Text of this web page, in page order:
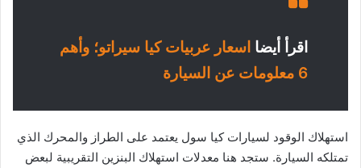
اقرأ أيضا اسعار عربيات كيا سيراتو؛ وأهم
6 معلومات عن السيارة
استهلاك الوقود لسيارات كيا سول يعتمد على الطراز والمحرك الذي
تمتلكه السيارة. ستجد هنا معدلات استهلاك البنزين التقريبية لبعض